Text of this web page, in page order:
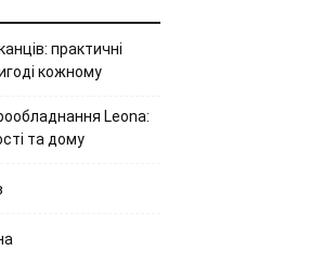
практичні
кожному
Leona:
та дому